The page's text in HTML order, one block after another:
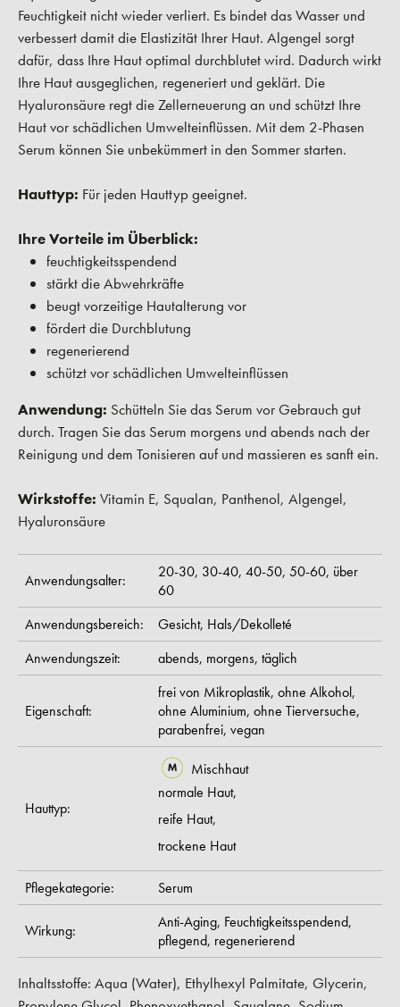
Feuchtigkeit nicht wieder verliert. Es bindet das Wasser und
verbessert damit die Elastizität Ihrer Haut. Algengel sorgt
dafür, dass Ihre Haut optimal durchblutet wird. Dadurch wirkt
Ihre Haut ausgeglichen, regeneriert und geklärt. Die
Hyaluronsäure regt die Zellerneuerung an und schützt Ihre
Haut vor schädlichen Umwelteinflüssen. Mit dem 2-Phasen
Serum können Sie unbekümmert in den Sommer starten.
Hauttyp: Für jeden Hauttyp geeignet.
Ihre Vorteile im Überblick:
feuchtigkeitsspendend
stärkt die Abwehrkräfte
beugt vorzeitige Hautalterung vor
fördert die Durchblutung
regenerierend
schützt vor schädlichen Umwelteinflüssen
Anwendung: Schütteln Sie das Serum vor Gebrauch gut
durch. Tragen Sie das Serum morgens und abends nach der
Reinigung und dem Tonisieren auf und massieren es sanft ein.
Wirkstoffe: Vitamin E, Squalan, Panthenol, Algengel,
Hyaluronsäure
Anwendungsalter: 20-30, 30-40, 40-50, 50-60, über
60
Anwendungsbereich:
Gesicht, Hals/Dekolleté
Anwendungszeit:
abends, morgens, täglich
Eigenschaft:
frei von Mikroplastik, ohne Alkohol,
ohne Aluminium, ohne Tierversuche,
parabenfrei, vegan
Hauttyp:
Mischhaut
normale Haut,
reife Haut,
trockene Haut
Pflegekategorie: Serum
Wirkung: Anti-Aging, Feuchtigkeitsspendend,
pflegend, regenerierend
Inhaltsstoffe: Aqua (Water), Ethylhexyl Palmitate, Glycerin,